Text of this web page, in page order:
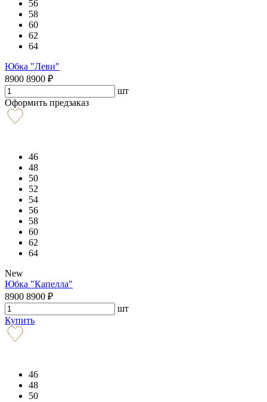
56
58
60
62
64
Юбка "Леви"
8900 8900 ₽
шт
Оформить предзаказ
46
48
50
52
54
56
58
60
62
64
New
Юбка "Капелла"
8900 8900 ₽
шт
Купить
46
48
50